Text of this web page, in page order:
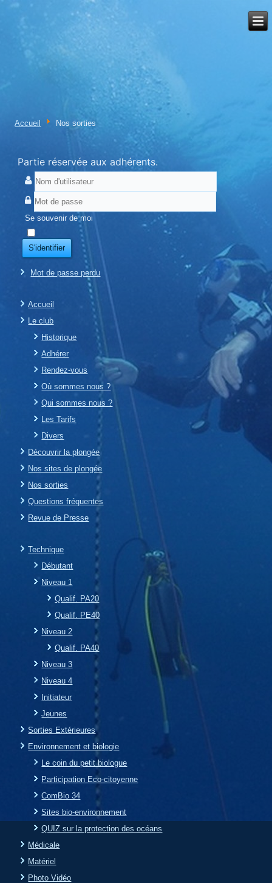
Accueil Nos sorties
Partie réservée aux adhérents.
Se souvenir de moi
S'identifier
Mot de passe perdu
Accueil
Le club
Historique
Adhérer
Rendez-vous
Où sommes nous ?
Qui sommes nous ?
Les Tarifs
Divers
Découvrir la plongée
Nos sites de plongée
Nos sorties
Questions fréquentes
Revue de Presse
Technique
Débutant
Niveau 1
Qualif. PA20
Qualif. PE40
Niveau 2
Qualif. PA40
Niveau 3
Niveau 4
Initiateur
Jeunes
Sorties Extérieures
Environnement et biologie
Le coin du petit biologue
Participation Eco-citoyenne
ComBio 34
Sites bio-environnement
QUIZ sur la protection des océans
Médicale
Matériel
Photo Vidéo